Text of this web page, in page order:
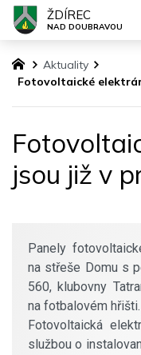
Aktuality
Fotovoltaické
jsou již v
Panely
na střeše Domu s
560, klubovny
na fotbalovém hřišti.
Fotovoltaická
službou o
ŽDÍREC
NAD DOUBRAVOU